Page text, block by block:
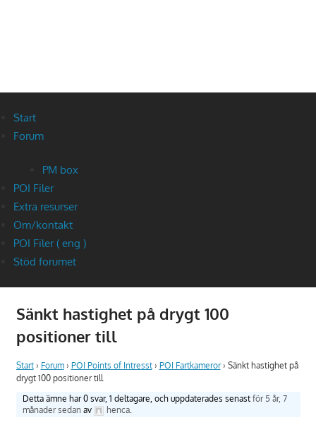
Start
Forum
PM box
POI Filer
Extra resurser
Om/kontakt
POI Filer ( eng )
Stöd forumet
Sänkt hastighet på drygt 100
positioner till
Start › Forum › POI Points of Intresst › POI Fartkameror › Sänkt hastighet på
drygt 100 positioner till
Detta ämne har 0 svar, 1 deltagare, och uppdaterades senast för 5 år, 7
månader sedanav henca.